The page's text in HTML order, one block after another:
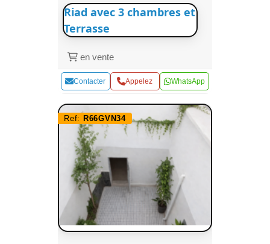
Riad avec 3 chambres et
Terrasse
en vente
Contacter Appelez WhatsApp
Ref: R66GVN34